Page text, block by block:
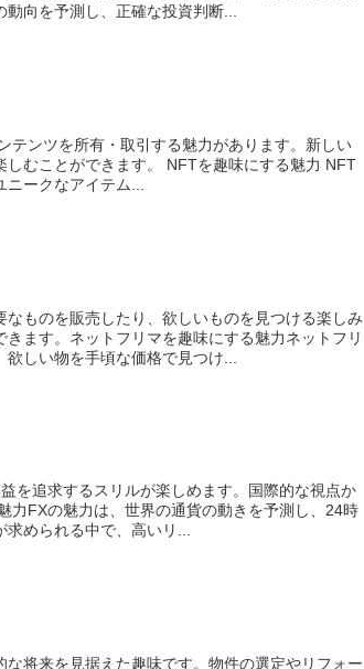
動向を予測し、正確な投資判断...
テンツを所有・取引する魅力があります。新しい
むことができます。 NFTを趣味にする魅力 NFT
ークなアイテム...
ものを販売したり、欲しいものを見つける楽しみ
ます。ネットフリマを趣味にする魅力ネットフリ
しい物を手頃な価格で見つけ...
を追求するスリルが楽しめます。国際的な視点か
力FXの魅力は、世界の通貨の動きを予測し、24時
められる中で、高いリ...
将来を見据えた趣味です。物件の選定やリフォー